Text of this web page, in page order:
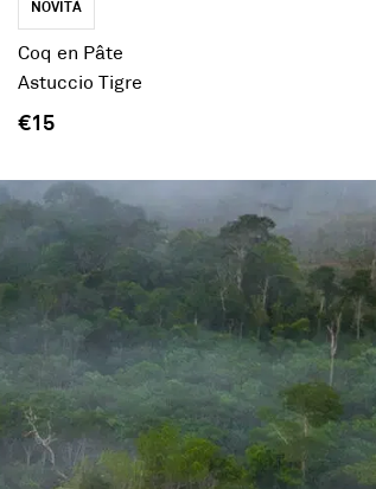
NOVITÀ
Coq en Pâte
Astuccio Tigre
€15